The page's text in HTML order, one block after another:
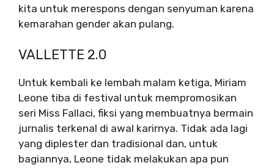
kita untuk merespons dengan senyuman karena
kemarahan gender akan pulang.
VALLETTE 2.0
Untuk kembali ke lembah malam ketiga, Miriam
Leone tiba di festival untuk mempromosikan
seri Miss Fallaci, fiksi yang membuatnya bermain
jurnalis terkenal di awal karirnya. Tidak ada lagi
yang diplester dan tradisional dan, untuk
bagiannya, Leone tidak melakukan apa pun